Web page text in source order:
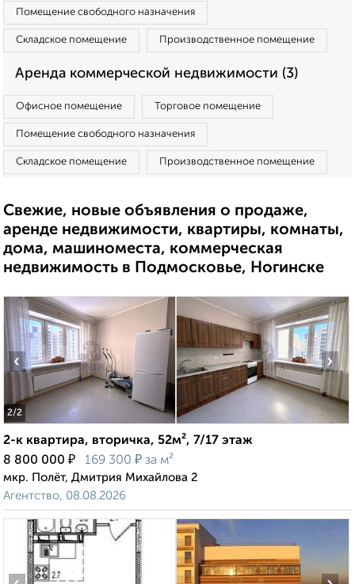
Помещение свободного назначения
Складское помещение Производственное помещение
Аренда коммерческой недвижимости (3)
Офисное помещение Торговое помещение
Помещение свободного назначения
Складское помещение Производственное помещение
Свежие, новые объявления о продаже,
аренде недвижимости, квартиры, комнаты,
дома, машиноместа, коммерческая
недвижимость в Подмосковье, Ногинске
2/2
‹ ›
2-к квартира, вторичка, 52м², 7/17 этаж
8 800 000 ₽ 169 300 ₽ за м²
мкр. Полёт, Дмитрия Михайлова 2
Агентство, 08.08.2026